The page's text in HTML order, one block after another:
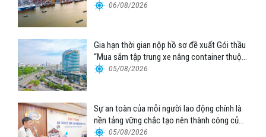
06/08/2026
Gia hạn thời gian nộp hồ sơ đề xuất Gói thầu
“Mua sắm tập trung xe nâng container thuộc
Tổng công ty Hàng hải Việt Nam – CTCP”
05/08/2026
Sự an toàn của mỗi người lao động chính là
nền tảng vững chắc tạo nên thành công của
Cảng Đà Nẵng
05/08/2026